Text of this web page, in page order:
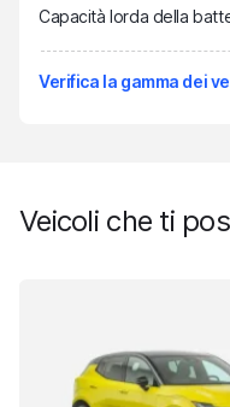
Capacità lorda della
Verifica la gamma dei
Veicoli che ti